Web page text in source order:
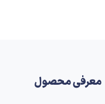
معرفی محصول